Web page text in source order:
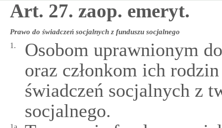
Art. 27. zaop. emeryt.
Prawo do świadczeń socjalnych z funduszu socjalnego
1.
Osobom uprawnionym
oraz członkom ich
świadczeń socjalnych z
socjalnego.